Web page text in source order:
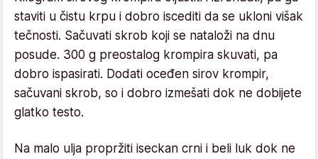
staviti u čistu krpu i dobro iscediti da se ukloni višak
tečnosti. Sačuvati skrob koji se nataloži na dnu
posude. 300 g preostalog krompira skuvati, pa
dobro ispasirati. Dodati oceđen sirov krompir,
sačuvani skrob, so i dobro izmešati dok ne dobijete
glatko testo.
Na malo ulja propržiti iseckan crni i beli luk dok ne